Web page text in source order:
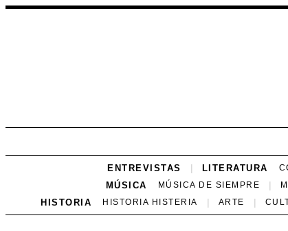
ENTREVISTAS LITERATURA
MÚSICA MÚSICA DE SIEMPRE
HISTORIA HISTORIA HISTERIA ARTE